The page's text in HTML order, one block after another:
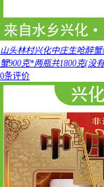
山头林村兴化中庄生呛醉
蟹900克*两瓶共1800克(没
0条评价